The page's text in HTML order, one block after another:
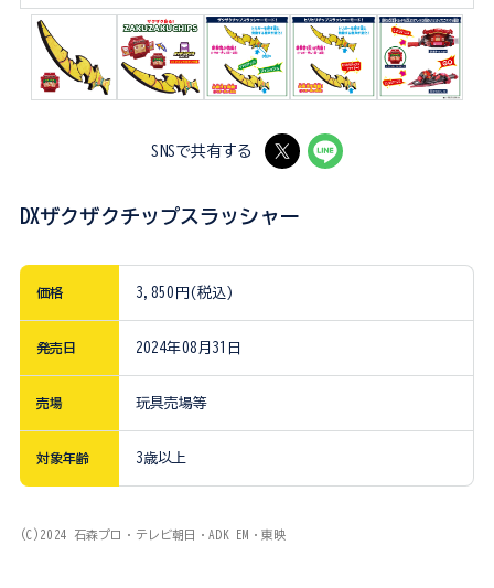
SNSで共有する
DXザクザクチップスラッシャー
価格 3,850円(税込)
発売日 2024年08月31日
売場 玩具売場等
対象年齢 3歳以上
(C)2024 石森プロ・テレビ朝日・ADK EM・東映